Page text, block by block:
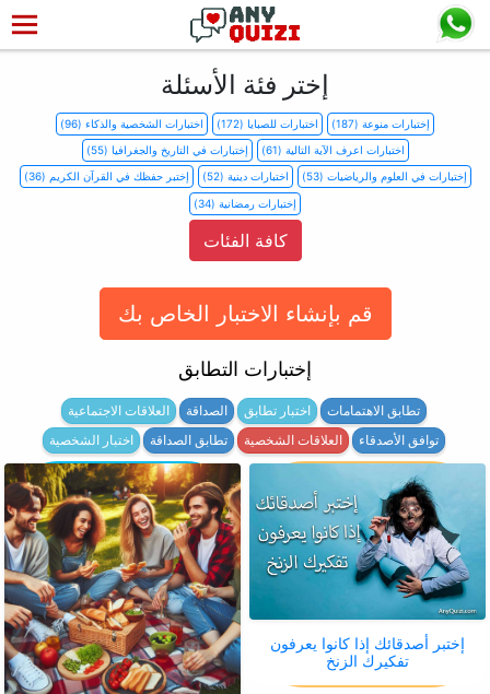
إختر فئة الأسئلة
إختبارات منوعة (187) اختبارات للصبايا (172) اختبارات الشخصية والذكاء (96)
اختبارات اعرف الآية التالية (61) إختبارات في التاريخ والجغرافيا (55)
إختبارات في العلوم والرياضيات (53) اختبارات دينية (52) إختبر حفظك في القرآن الكريم (36)
إختبارات رمضانية (34)
كافة الفئات
قم بإنشاء الاختبار الخاص بك
إختبارات التطابق
العلاقات الاجتماعية الصداقة اختبار تطابق
تطابق الاهتمامات
اختبار الشخصية
تطابق الصداقة العلاقات الشخصية توافق الأصدقاء
إختبر أصدقائك إذا كانوا يعرفون
تفكيرك الزنخ